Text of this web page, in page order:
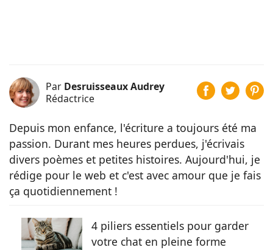
Par Desruisseaux Audrey
Rédactrice
Depuis mon enfance, l'écriture a toujours été ma
passion. Durant mes heures perdues, j'écrivais
divers poèmes et petites histoires. Aujourd'hui, je
rédige pour le web et c'est avec amour que je fais
ça quotidiennement !
4 piliers essentiels pour garder
votre chat en pleine forme